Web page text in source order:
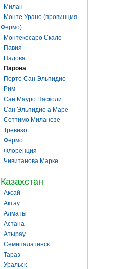
Милан
Монте Урано (провинция
Фермо)
Монтекосаро Скало
Павия
Падова
Парона
Порто Сан Эльпидио
Рим
Сан Мауро Пасколи
Сан Эльпидио а Маре
Сеттимо Миланезе
Тревизо
Фермо
Флоренция
Чивитанова Марке
Казахстан
Аксай
Актау
Алматы
Астана
Атырау
Семипалатинск
Тараз
Уральск